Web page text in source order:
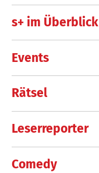
s+ im Überblick
Events
Rätsel
Leserreporter
Comedy